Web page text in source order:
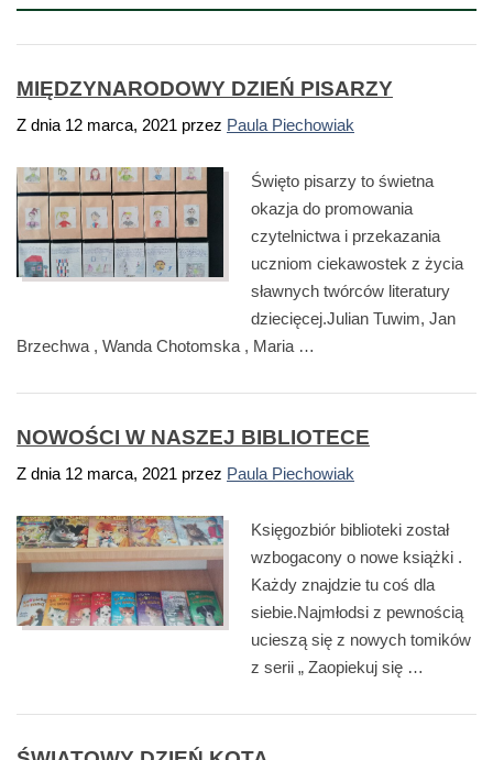
MIĘDZYNARODOWY DZIEŃ PISARZY
Z dnia 12 marca, 2021 przez Paula Piechowiak
Święto pisarzy to świetna
okazja do promowania
czytelnictwa i przekazania
uczniom ciekawostek z życia
sławnych twórców literatury
dziecięcej.Julian Tuwim, Jan
Brzechwa , Wanda Chotomska , Maria …
NOWOŚCI W NASZEJ BIBLIOTECE
Z dnia 12 marca, 2021 przez Paula Piechowiak
Księgozbiór biblioteki został
wzbogacony o nowe książki .
Każdy znajdzie tu coś dla
siebie.Najmłodsi z pewnością
ucieszą się z nowych tomików
z serii „ Zaopiekuj się …